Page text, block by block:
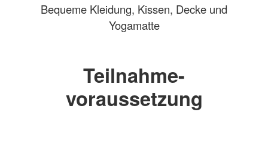
Bequeme Kleidung, Kissen, Decke und
Yogamatte
Teilnahme-
voraussetzung